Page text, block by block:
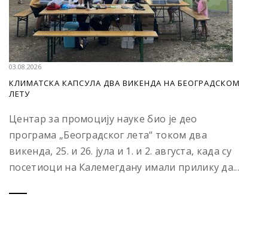
03.08.2026
КЛИМАТСКА КАПСУЛА ДВА ВИКЕНДА НА БЕОГРАДСКОМ
ЛЕТУ
Центар за промоцију науке био је део
програма „Београдског лета“ током два
викенда, 25. и 26. јула и 1. и 2. августа, када су
посетиоци на Калемегдану имали прилику да...